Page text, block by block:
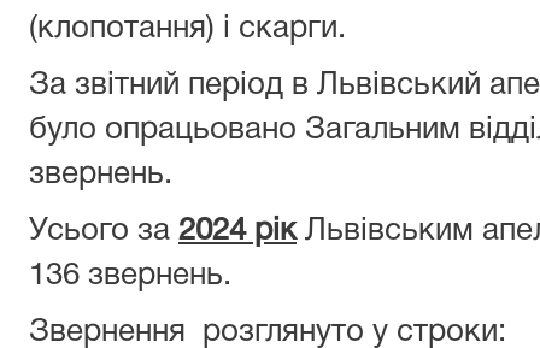
(клопотання) і скарги.
За звітний період в Львівський
було опрацьовано Загальним
звернень.
Усього за 2024 рікЛьвівським
136 звернень.
Звернення розглянуто у строки: